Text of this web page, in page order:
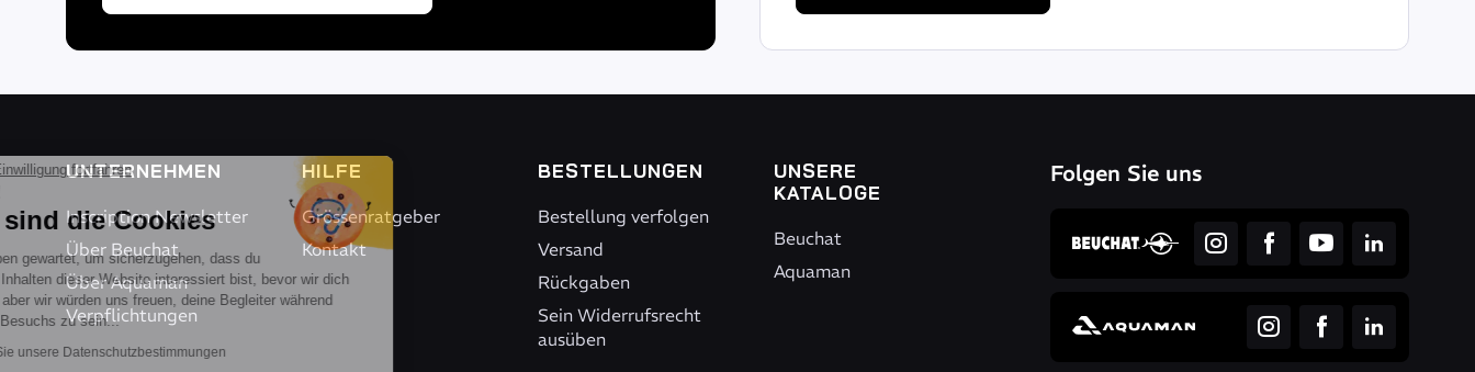
Ohne Einwilligung fortfahren
Wir sind die Cookies
Wir haben gewartet, um sicherzugehen, dass du
an den Inhalten dieser Website interessiert bist, bevor wir dich
stören, aber wir würden uns freuen, deine Begleiter während
deines Besuchs zu sein...
Lesen Sie unsere Datenschutzbestimmungen
UNTERNEHMEN
Inscription Newsletter
Über Beuchat
Über Aquaman
Verpflichtungen
HILFE
Grössenratgeber
Kontakt
BESTELLUNGEN
Bestellung verfolgen
Versand
Rückgaben
Sein Widerrufsrecht
ausüben
UNSERE
KATALOGE
Beuchat
Aquaman
Folgen Sie uns